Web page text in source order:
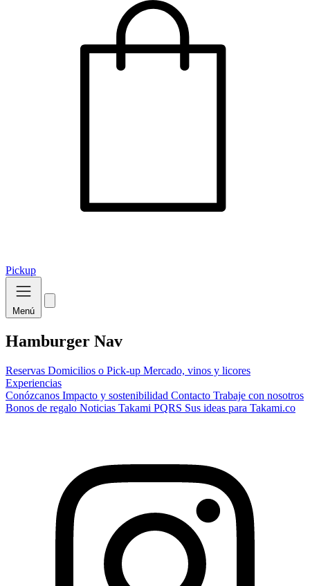
Pickup
Menú
Hamburger Nav
Reservas Domicilios o Pick-up Mercado, vinos y licores
Experiencias
Conózcanos Impacto y sostenibilidad Contacto Trabaje con nosotros
Bonos de regalo Noticias Takami PQRS Sus ideas para Takami.co